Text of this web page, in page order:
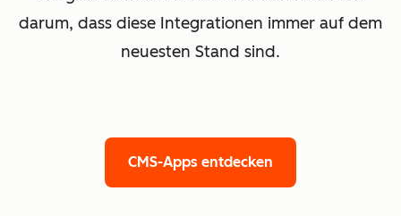
darum, dass diese Integrationen immer auf dem
neuesten Stand sind.
CMS-Apps entdecken